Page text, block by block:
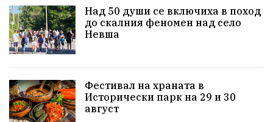
Красиво Ветрино защитниците
Детски лагер
Историческа живопис
Народно читалище Изобразително изкуство
Над 50 души се включиха в поход
до скалния феномен над село
Невша
Фестивал на храната в
Исторически парк на 29 и 30
август